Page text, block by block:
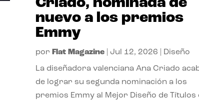
nuevo a los premios
Emmy
por Flat Magazine| Jul 12, 2026 Diseño
La diseñadora valenciana Ana Criado
de lograr su segunda nominación a los
premios Emmy al Mejor Diseño de Títulos